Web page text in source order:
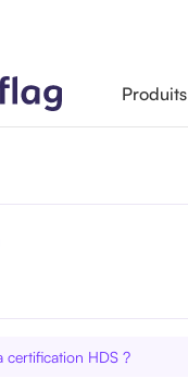
Produits
certification HDS ?